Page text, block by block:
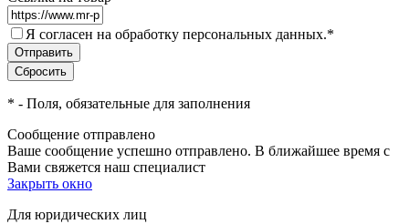
Я согласен на обработку персональных данных.*
* - Поля, обязательные для заполнения
Сообщение отправлено
Ваше сообщение успешно отправлено. В ближайшее время с
Вами свяжется наш специалист
Закрыть окно
Для юридических лиц